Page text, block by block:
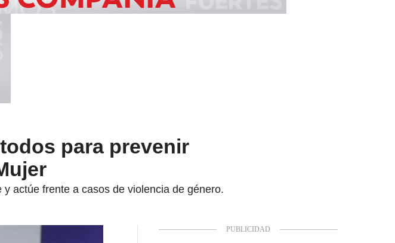
para prevenir
actúe frente a casos de violencia de género.